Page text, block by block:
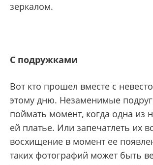
зеркалом.
С подружками
Вот кто прошел вместе с
этому дню. Незаменимые
поймать момент, когда одна из
ей платье. Или запечатлеть их
восхищение в момент ее
таких фотографий может быть